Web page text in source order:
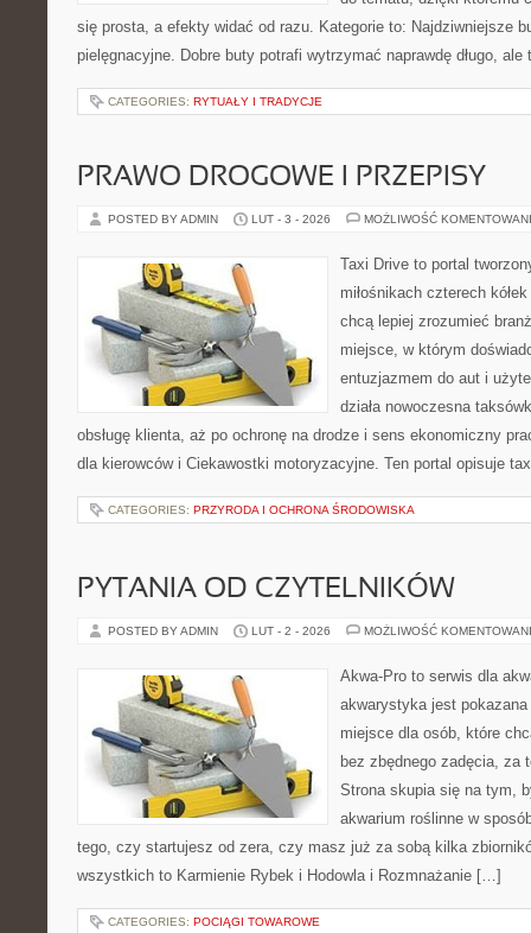
się prosta, a efekty widać od razu. Kategorie to: Najdziwniejsze
pielęgnacyjne. Dobre buty potrafi wytrzymać naprawdę długo,
CATEGORIES: RYTUAŁY I TRADYCJE
PRAWO DROGOWE I PRZEPISY
POSTED BY ADMIN LUT - 3 - 2026 MOŻLIWOŚĆ
Taxi Drive to portal
miłośnikach czterech
chcą lepiej zrozumieć
miejsce, w którym
entuzjazmem do aut i
działa nowoczesna
obsługę klienta, aż po ochronę na drodze i sens ekonomiczny
dla kierowców i Ciekawostki motoryzacyjne. Ten portal opisuje
CATEGORIES: PRZYRODA I OCHRONA ŚRODOWISKA
PYTANIA OD CZYTELNIKÓW
POSTED BY ADMIN LUT - 2 - 2026 MOŻLIWOŚĆ
Akwa-Pro to serwis dla
akwarystyka jest
miejsce dla osób, które
bez zbędnego zadęcia, za
Strona skupia się na tym,
akwarium roślinne w
tego, czy startujesz od zera, czy masz już za sobą kilka
wszystkich to Karmienie Rybek i Hodowla i Rozmnażanie […]
CATEGORIES: POCIĄGI TOWAROWE